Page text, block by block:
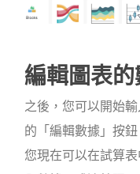
編輯圖表
之後，您可以開始
的「編輯數據」按
您現在可以在試算